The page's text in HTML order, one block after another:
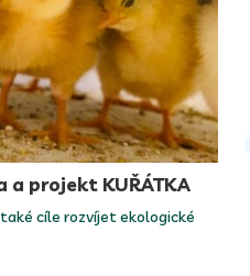
projekt KUŘÁTKA
cíle rozvíjet ekologické